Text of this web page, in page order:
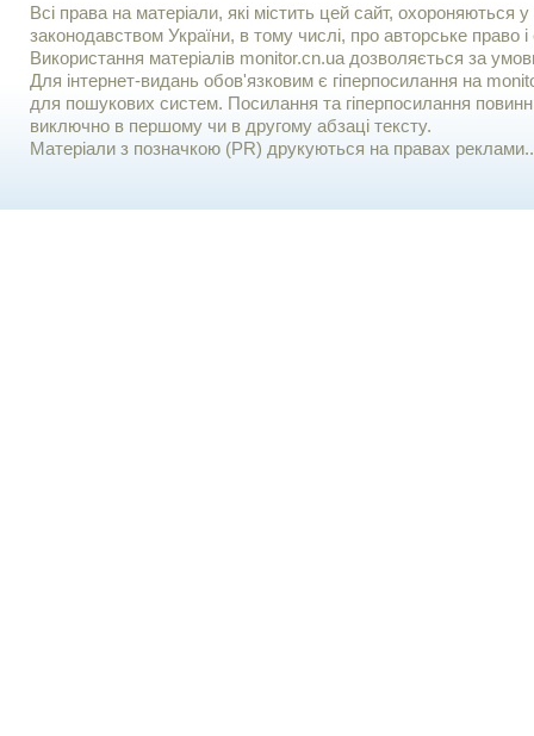
Всі права на матеріали, які містить цей сайт, охороняються у
законодавством України, в тому числі, про авторське право і
Використання матерiалiв monitor.cn.ua дозволяється за
Для iнтернет-видань обов'язковим є гiперпосилання на
для пошукових систем. Посилання та гіперпосилання
виключно в першому чи в другому абзаці тексту.
Матеріали з позначкою (PR) друкуються на правах реклами..